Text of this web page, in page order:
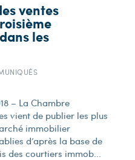
ventes
les
– La Chambre
vient de publier les plus
immobilier
d’après la base de
des courtiers immob...